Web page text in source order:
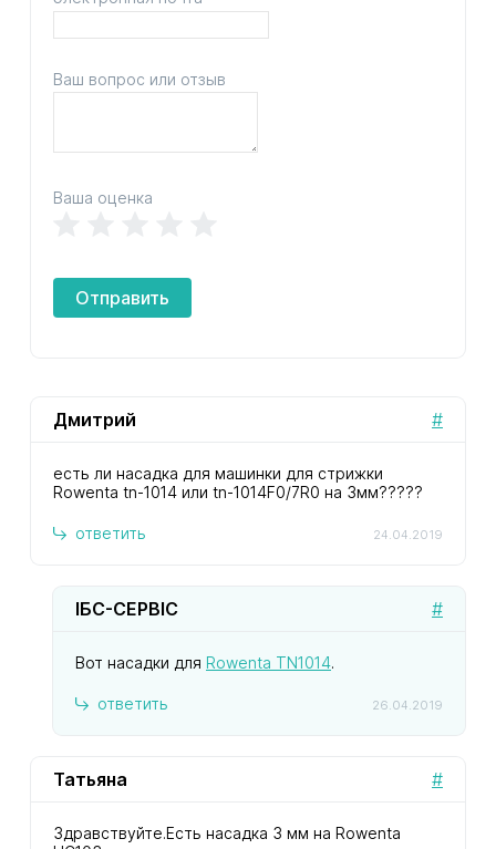
#
Дмитрий
24.04.2019
есть ли насадка для машинки для стрижки
Rowenta tn-1014 или tn-1014F0/7R0 на 3мм?????
ответить
#
ІБС-СЕРВІС
26.04.2019
Вот насадки для Rowenta TN1014.
ответить
#
Татьяна
Здравствуйте.Есть насадка 3 мм на Rowenta
Ваш вопрос или отзыв
Ваша оценка
Отправить